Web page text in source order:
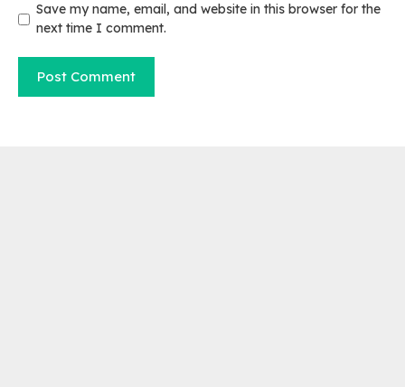
Save my name, email, and website in this browser for the
next time I comment.